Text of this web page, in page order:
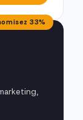
33%